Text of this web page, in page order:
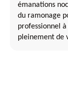
émanations
du ramonage
professionnel
pleinement de